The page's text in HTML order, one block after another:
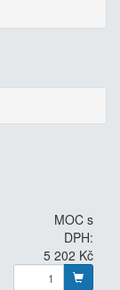
MOC s
DPH:
5 202 Kč